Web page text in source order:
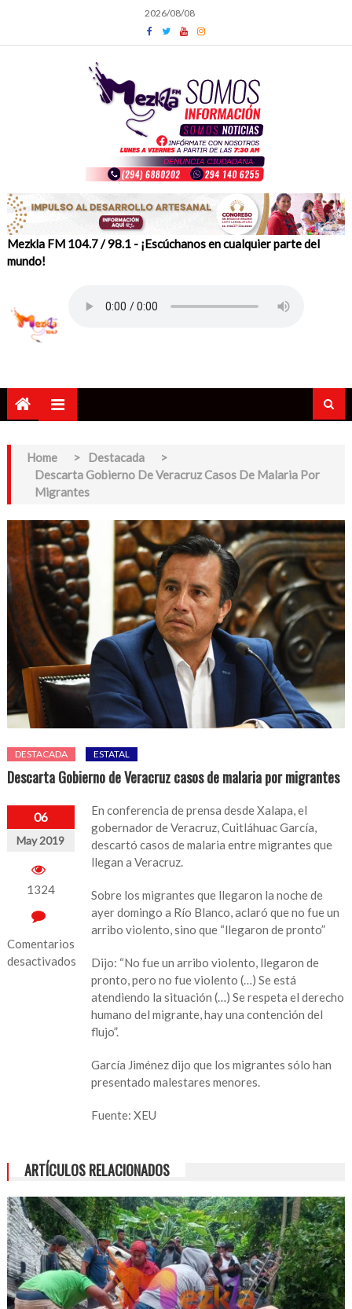
content
2026/08/08
Mezkla FM 104.7 / 98.1 - ¡Escúchanos en cualquier parte del
mundo!
Home > Destacada
>
Descarta Gobierno De Veracruz Casos De Malaria Por
Migrantes
DESTACADA ESTATAL
Descarta Gobierno de Veracruz casos de malaria por migrantes
06
May 2019
1324
Comentarios
desactivados
En conferencia de prensa desde Xalapa, el
gobernador de Veracruz, Cuitláhuac García,
descartó casos de malaria entre migrantes que
llegan a Veracruz.
Sobre los migrantes que llegaron la noche de
ayer domingo a Río Blanco, aclaró que no fue un
arribo violento, sino que “llegaron de pronto”
Dijo: “No fue un arribo violento, llegaron de
pronto, pero no fue violento (…) Se está
atendiendo la situación (…) Se respeta el derecho
humano del migrante, hay una contención del
flujo”.
García Jiménez dijo que los migrantes sólo han
presentado malestares menores.
Fuente: XEU
ARTÍCULOS RELACIONADOS